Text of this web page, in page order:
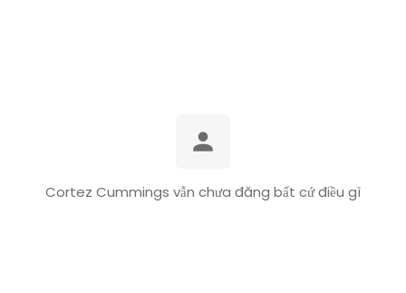
Cortez Cummings vẫn chưa đăng bất cứ điều gì